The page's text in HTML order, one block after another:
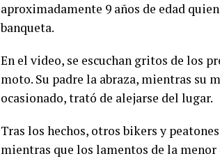
aproximadamente 9 años de edad
banqueta.
En el video, se escuchan gritos de los
moto. Su padre la abraza, mientras su
ocasionado, trató de alejarse del lugar.
Tras los hechos, otros bikers y
mientras que los lamentos de la